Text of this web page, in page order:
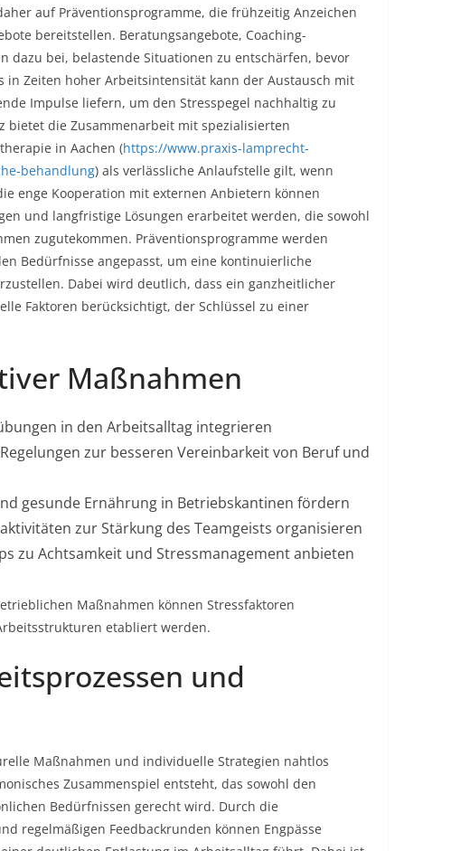
auf Präventionsprogramme, die frühzeitig Anzeichen
bereitstellen. Beratungsangebote, Coaching-
dazu bei, belastende Situationen zu entschärfen, bevor
in Zeiten hoher Arbeitsintensität kann der Austausch mit
Impulse liefern, um den Stresspegel nachhaltig zu
bietet die Zusammenarbeit mit spezialisierten
in Aachen (https://www.praxis-lamprecht-
behandlung) als verlässliche Anlaufstelle gilt, wenn
enge Kooperation mit externen Anbietern können
und langfristige Lösungen erarbeitet werden, die sowohl
zugutekommen. Präventionsprogramme werden
Bedürfnisse angepasst, um eine kontinuierliche
Dabei wird deutlich, dass ein ganzheitlicher
Faktoren berücksichtigt, der Schlüssel zu einer
Maßnahmen
in den Arbeitsalltag integrieren
zur besseren Vereinbarkeit von Beruf und
gesunde Ernährung in Betriebskantinen fördern
zur Stärkung des Teamgeists organisieren
zu Achtsamkeit und Stressmanagement anbieten
Maßnahmen können Stressfaktoren
etabliert werden.
und
Maßnahmen und individuelle Strategien nahtlos
Zusammenspiel entsteht, das sowohl den
Bedürfnissen gerecht wird. Durch die
regelmäßigen Feedbackrunden können Engpässe